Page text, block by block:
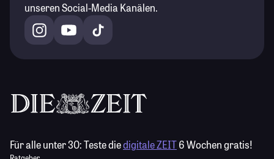
unseren Social-Media Kanälen.
Für alle unter 30:Teste diedigitale ZEIT6 Wochen gratis!